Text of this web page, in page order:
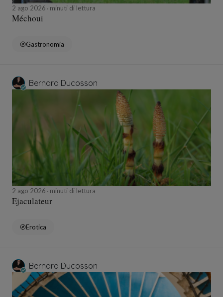
2 ago 2026 minuti di lettura
Méchoui
Gastronomia
Bernard Ducosson
2 ago 2026 minuti di lettura
Ejaculateur
Erotica
Bernard Ducosson